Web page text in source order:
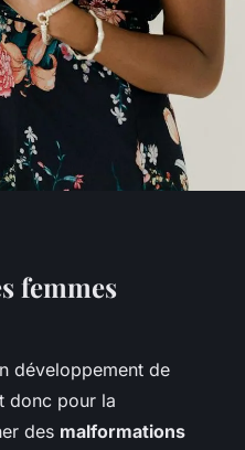
femmes
développement de
donc pour la
des malformations